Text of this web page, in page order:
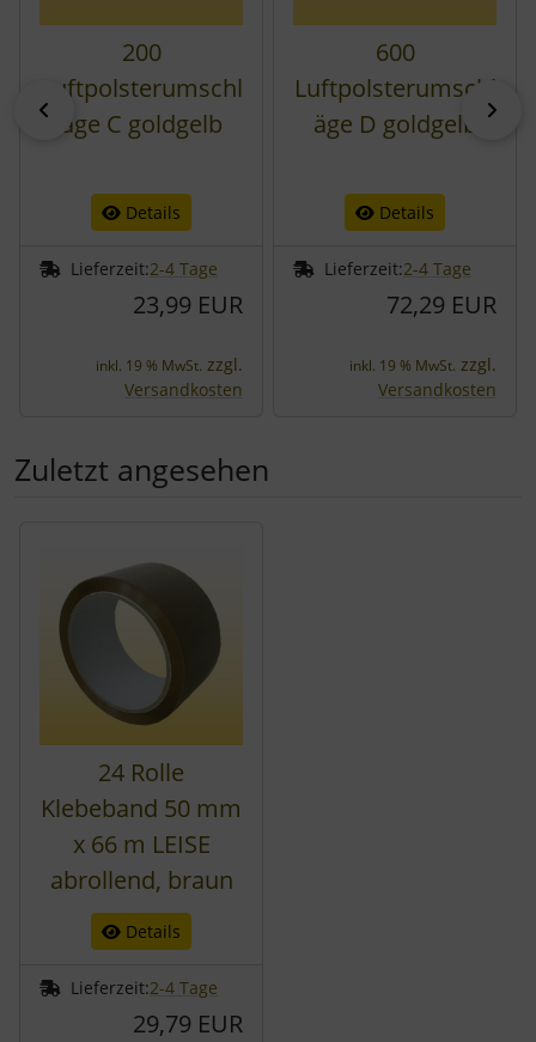
zurück
200
Luftpolsterumschl
äge C goldgelb
Details
Lieferzeit:2-4 Tage
23,99 EUR
inkl. 19 % MwSt. zzgl.
Versandkosten
600
Luftpolsterumschl
äge D goldgelb
Details
Lieferzeit:2-4 Tage
72,29 EUR
inkl. 19 % MwSt. zzgl.
Versandkosten
Zuletzt angesehen
24 Rolle
Klebeband 50 mm
x 66 m LEISE
abrollend, braun
Details
Lieferzeit:2-4 Tage
29,79 EUR